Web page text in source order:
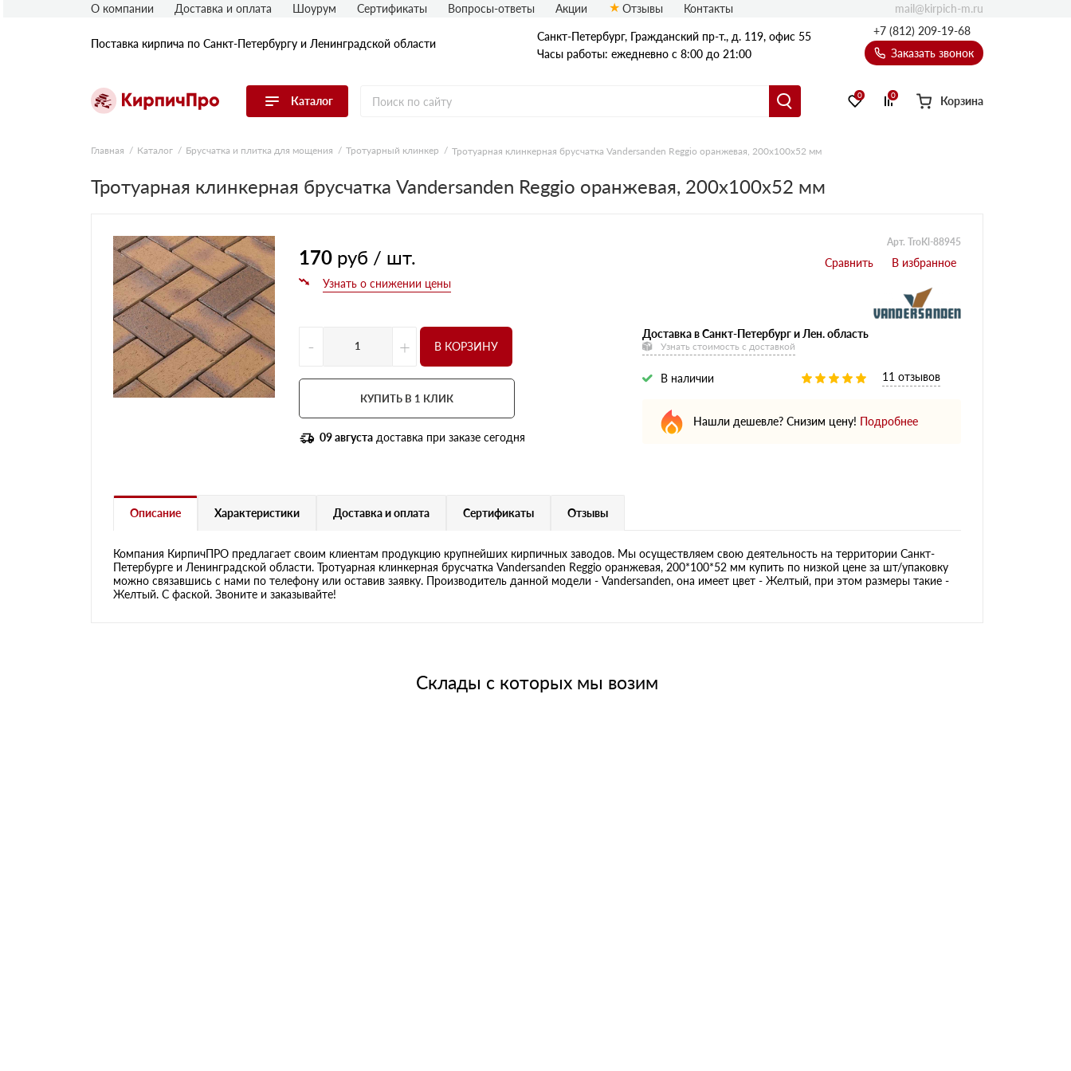
Поставка кирпича по Санкт-Петербургу и Ленинградской области
Санкт-Петербург, Граждaнский пр-т., д. 119, офис 55
Часы работы: ежедневно с 8:00 до 21:00
+7 (812) 209-19-68
Заказать звонок
Каталог
Перейти в каталог
Строительный (рядовой) кирпич
блок
Фасадная плитка, камень, декор
Печной кирпич
Брусчатка и мощение
Кладочные смеси
Рядовой кирпич
Полнотелый
0 0 Корзина
О компании Доставка и оплата Шоурум Сертификаты Вопросы-ответы Акции Отзывы Контакты mail@kirpich-m.ru
Главная Каталог Брусчатка и плитка для мощения Тротуарный клинкер Тротуарная клинкерная брусчатка Vandersanden Reggio оранжевая, 200x100x52 мм
Тротуарная клинкерная брусчатка Vandersanden Reggio оранжевая, 200x100x52 мм
170 руб / шт.
Арт. TroKl-88945
- + В КОРЗИНУ
КУПИТЬ В 1 КЛИК
09 августа доставка при заказе сегодня
Доставка в Санкт-Петербург и Лен. область
Узнать стоимость с доставкой
В наличии 11 отзывов
Нашли дешевле? Снизим цену! Подробнее
Описание Характеристики Доставка и оплата Сертификаты Отзывы
Компания КирпичПРО предлагает своим клиентам продукцию крупнейших кирпичных заводов. Мы осуществляем свою деятельность на территории Санкт-
Петербурге и Ленинградской области. Тротуарная клинкерная брусчатка Vandersanden Reggio оранжевая, 200*100*52 мм купить по низкой цене за шт/упаковку
можно связавшись с нами по телефону или оставив заявку. Производитель данной модели - Vandersanden, она имеет цвет - Желтый, при этом размеры такие -
Желтый. С фаской. Звоните и заказывайте!
Склады с которых мы возим